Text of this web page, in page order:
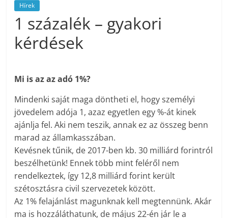
Hírek
1 százalék – gyakori
kérdések
Mi is az az adó 1%?
Mindenki saját maga döntheti el, hogy személyi
jövedelem adója 1, azaz egyetlen egy %-át kinek
ajánlja fel. Aki nem teszik, annak ez az összeg benn
marad az államkasszában.
Kevésnek tűnik, de 2017-ben kb. 30 milliárd forintról
beszélhetünk! Ennek több mint feléről nem
rendelkeztek, így 12,8 milliárd forint került
szétosztásra civil szervezetek között.
Az 1% felajánlást magunknak kell megtennünk. Akár
ma is hozzáláthatunk, de május 22-én jár le a